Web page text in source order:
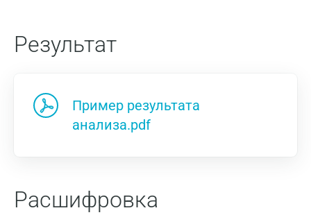
Результат
Пример результата
анализа.pdf
Расшифровка